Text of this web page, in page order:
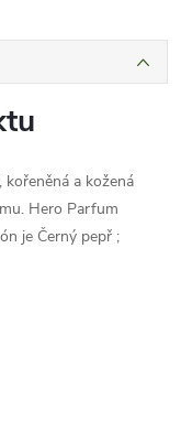
a kožená
Hero Parfum
je Černý pepř ;